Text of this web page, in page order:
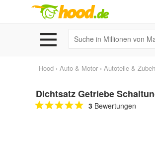
Hood › Auto & Motor › Autoteile &
Dichtsatz Getriebe
3 Bewertungen